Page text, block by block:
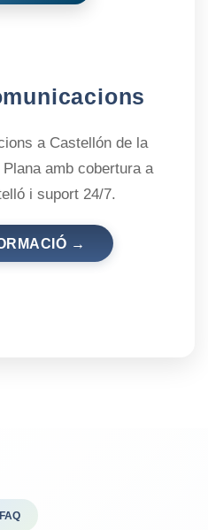
a Castellón de la
amb cobertura a
i suport 24/7.
→
FAQ